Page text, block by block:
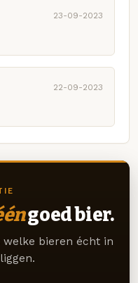
23-09-2023
22-09-2023
goed bier.
welke bieren écht in